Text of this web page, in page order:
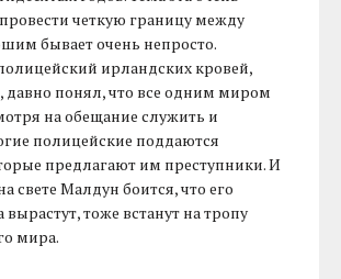
четкую границу между
бывает очень непросто.
ирландских кровей,
понял, что все одним миром
на обещание служить и
полицейские поддаются
предлагают им преступники. И
свете Малдун боится, что его
вырастут, тоже встанут на тропу
мира.